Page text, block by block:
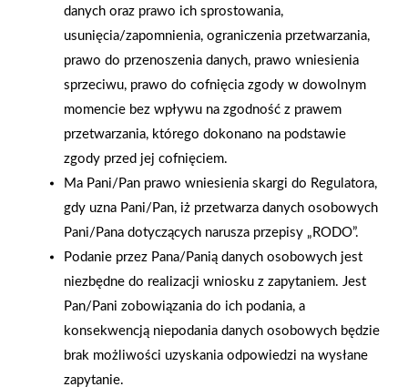
Otwarcie sklepu PSB
Mrówka w Wyrzysku
naszych produktów
Zakupy w systemie
ratalnym
danych oraz prawo ich sprostowania,
usunięcia/zapomnienia, ograniczenia przetwarzania,
prawo do przenoszenia danych, prawo wniesienia
sprzeciwu, prawo do cofnięcia zgody w dowolnym
momencie bez wpływu na zgodność z prawem
przetwarzania, którego dokonano na podstawie
zgody przed jej cofnięciem.
Ma Pani/Pan prawo wniesienia skargi do Regulatora,
gdy uzna Pani/Pan, iż przetwarza danych osobowych
Pani/Pana dotyczących narusza przepisy „RODO”.
Podanie przez Pana/Panią danych osobowych jest
niezbędne do realizacji wniosku z zapytaniem. Jest
Pan/Pani zobowiązania do ich podania, a
konsekwencją niepodania danych osobowych będzie
brak możliwości uzyskania odpowiedzi na wysłane
zapytanie.
Polityka plików cookies
Nasz serwis internetowy wykorzystuje pliki cookies w celu
zapewnienia prawidłowego działania strony, poprawy komfortu
użytkowania oraz analizy ruchu na stronie.
Czym są pliki cookies?